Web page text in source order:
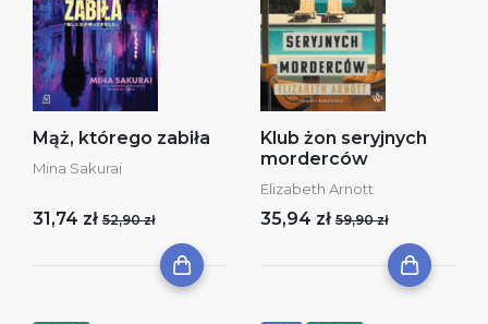
Mąż, którego zabiła
Mina Sakurai
31,74 zł 52,90 zł
Klub żon seryjnych
morderców
Elizabeth Arnott
35,94 zł 59,90 zł